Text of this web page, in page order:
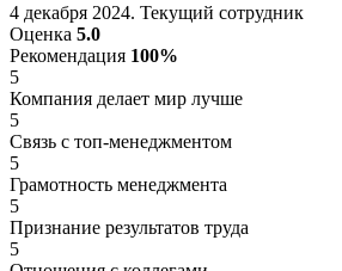
4 декабря 2024. Текущий сотрудник
Оценка 5.0
Рекомендация 100%
5
Компания делает мир лучше
5
Связь с топ-менеджментом
5
Грамотность менеджмента
5
Признание результатов труда
5